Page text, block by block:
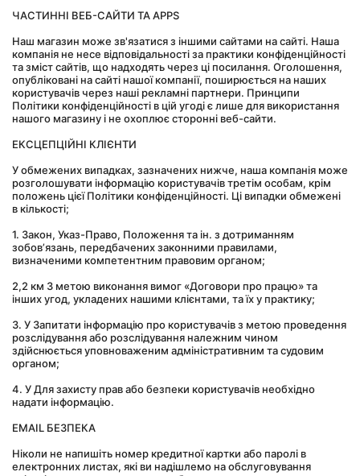
ЧАСТИННІ ВЕБ-САЙТИ ТА APPS
Наш магазин може зв'язатися з іншими сайтами на сайті. Наша
компанія не несе відповідальності за практики конфіденційності
та зміст сайтів, що надходять через ці посилання. Оголошення,
опубліковані на сайті нашої компанії, поширюється на наших
користувачів через наші рекламні партнери. Принципи
Політики конфіденційності в цій угоді є лише для використання
нашого магазину і не охоплює сторонні веб-сайти.
ЕКСЦЕПЦІЙНІ КЛІЄНТИ
У обмежених випадках, зазначених нижче, наша компанія може
розголошувати інформацію користувачів третім особам, крім
положень цієї Політики конфіденційності. Ці випадки обмежені
в кількості;
1. Закон, Указ-Право, Положення та ін. з дотриманням
зобов’язань, передбачених законними правилами,
визначеними компетентним правовим органом;
2,2 км З метою виконання вимог «Договори про працю» та
інших угод, укладених нашими клієнтами, та їх у практику;
3. У Запитати інформацію про користувачів з метою проведення
розслідування або розслідування належним чином
здійснюється уповноваженим адміністративним та судовим
органом;
4. У Для захисту прав або безпеки користувачів необхідно
надати інформацію.
EMAIL БЕЗПЕКА
Ніколи не напишіть номер кредитної картки або паролі в
електронних листах, які ви надішлемо на обслуговування